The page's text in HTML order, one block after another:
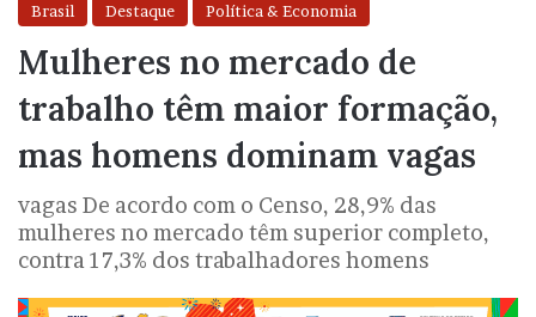
Brasil Destaque Política & Economia
Mulheres no mercado de
trabalho têm maior formação,
mas homens dominam vagas
vagas De acordo com o Censo, 28,9% das
mulheres no mercado têm superior completo,
contra 17,3% dos trabalhadores homens